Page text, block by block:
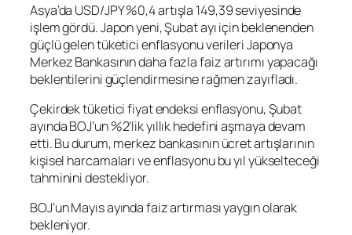
Asya’da USD/JPY%0,4 artışla 149,39 seviyesinde
işlem gördü. Japon yeni, Şubat ayı için beklenenden
güçlü gelen tüketici enflasyonu verileri Japonya
Merkez Bankasının daha fazla faiz artırımı yapacağı
beklentilerini güçlendirmesine rağmen zayıfladı.
Çekirdek tüketici fiyat endeksi enflasyonu, Şubat
ayında BOJ’un %2’lik yıllık hedefini aşmaya devam
etti. Bu durum, merkez bankasının ücret artışlarının
kişisel harcamaları ve enflasyonu bu yıl yükselteceği
tahminini destekliyor.
BOJ’un Mayıs ayında faiz artırması yaygın olarak
bekleniyor.